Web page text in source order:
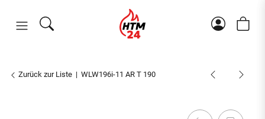
Zurück zur Liste WLW196i-11 AR T 190